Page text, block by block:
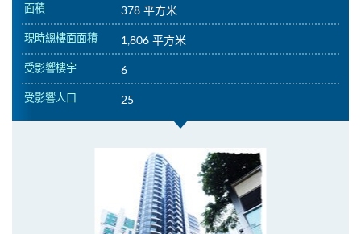
面積 378 平方米
現時總樓面面積 1,806 平方米
受影響樓宇 6
受影響人口 25